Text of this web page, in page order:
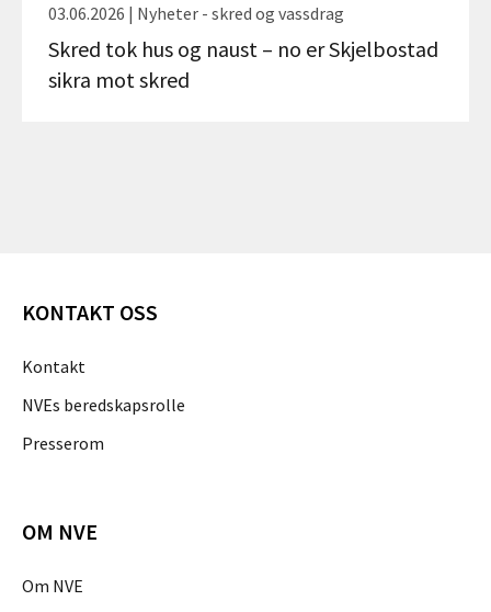
03.06.2026 | Nyheter - skred og vassdrag
Skred tok hus og naust – no er Skjelbostad
sikra mot skred
KONTAKT OSS
Kontakt
NVEs beredskapsrolle
Presserom
OM NVE
Om NVE